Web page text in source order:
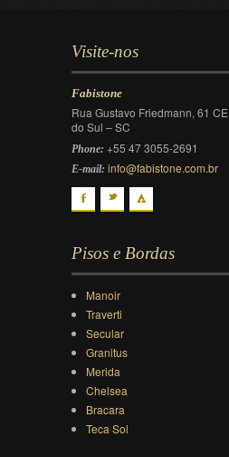
Visite-nos
Fabistone
Rua Gustavo Friedmann, 61
do Sul – SC
Phone: +55 47 3055-2691
E-mail: info@fabistone.com.br
F t f
Pisos e Bordas
Manoir
Traverti
Secular
Granitus
Merida
Chelsea
Bracara
Teca Sol